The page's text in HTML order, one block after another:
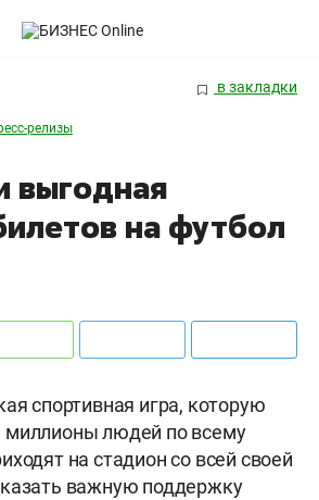
в закладки
релизы
выгодная
на футбол
спортивная игра, которую
миллионы людей по всему
на стадион со всей своей
важную поддержку